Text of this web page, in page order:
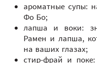
ароматные супы:
Фо Бо;
лапша и воки:
Рамен и лапша,
на ваших глазах;
стир-фрай и